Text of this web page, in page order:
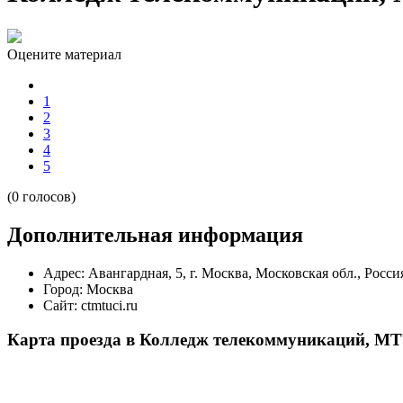
Оцените материал
1
2
3
4
5
(0 голосов)
Дополнительная информация
Адрес: Авангардная, 5, г. Москва, Московская обл.,
Город: Москва
Сайт: ctmtuci.ru
Карта проезда в Колледж телекоммуникаций,